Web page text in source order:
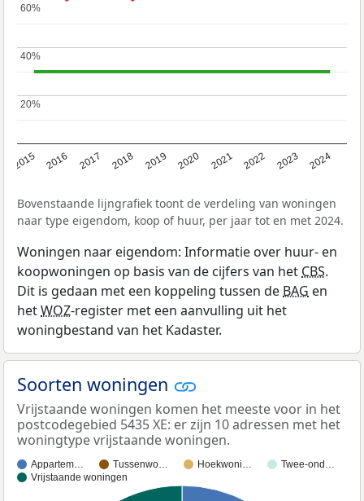
2015 2016 2017 2018 2019 2020 2021 2022 2023 2024
20%
20%
40%
40%
60%
60%
Bovenstaande lijngrafiek toont de verdeling van woningen
naar type eigendom, koop of huur, per jaar tot en met 2024.
Woningen naar eigendom: Informatie over huur- en
koopwoningen op basis van de cijfers van het CBS.
Dit is gedaan met een koppeling tussen de BAG en
hetWOZ-register met een aanvulling uit het
woningbestand van het Kadaster.
Soorten woningen
Vrijstaande woningen komen het meeste voor in het
postcodegebied 5435 XE: er zijn 10 adressen met het
woningtype vrijstaande woningen.
Appartem… Tussenwo… Hoekwoni…
Twee-ond…
Vrijstaande woningen